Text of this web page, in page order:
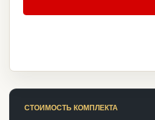
СТОИМОСТЬ КОМПЛЕКТА